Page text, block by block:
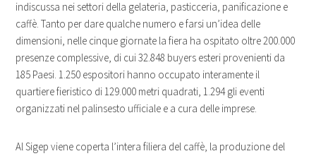
indiscussa nei settori della gelateria, pasticceria, panificazione e
caffè. Tanto per dare qualche numero e farsi un’idea delle
dimensioni, nelle cinque giornate la fiera ha ospitato oltre 200.000
presenze complessive, di cui 32.848 buyers esteri provenienti da
185 Paesi. 1.250 espositori hanno occupato interamente il
quartiere fieristico di 129.000 metri quadrati, 1.294 gli eventi
organizzati nel palinsesto ufficiale e a cura delle imprese.
Al Sigep viene coperta l’intera filiera del caffè, la produzione del